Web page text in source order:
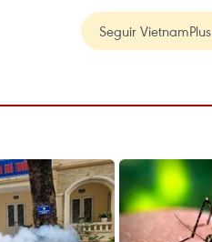
Seguir VietnamPlus